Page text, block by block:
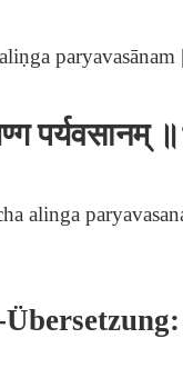
paryavasānam
पर्यवसानम्
alinga